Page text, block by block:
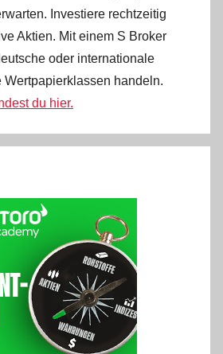
Investiere rechtzeitig
Aktien. Mit einem S Broker
oder internationale
Wertpapierklassen handeln.
du hier.